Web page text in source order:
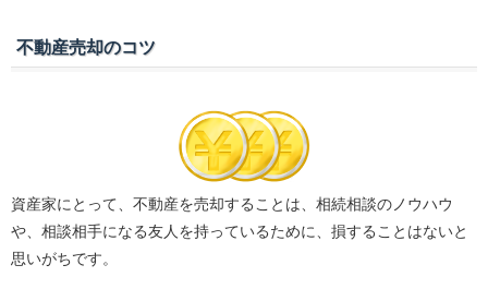
不動産売却のコツ
資産家にとって、不動産を売却することは、相続相談のノウハウ
や、相談相手になる友人を持っているために、損することはないと
思いがちです。